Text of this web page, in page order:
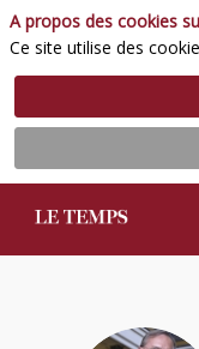
A propos des cookies
Ce site utilise des